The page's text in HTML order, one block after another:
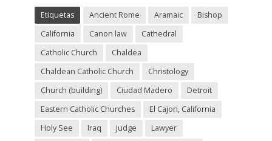
Etiquetas Ancient Rome Aramaic
Bishop
California
Canon law
Cathedral
Catholic Church
Chaldea
Chaldean Catholic Church
Christology
Church (building)
Ciudad Madero
Detroit
Eastern Catholic Churches
El Cajon, California
Holy See
Iraq Judge
Lawyer